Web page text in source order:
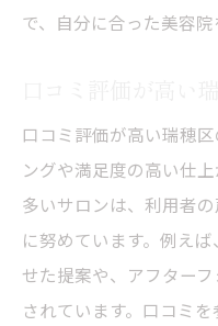
で、自分に合った美容院
口コミ評価が高い瑞穂
ングや満足度の高い仕
多いサロンは、利用者
に努めています。例え
せた提案や、アフター
されています。口コミ